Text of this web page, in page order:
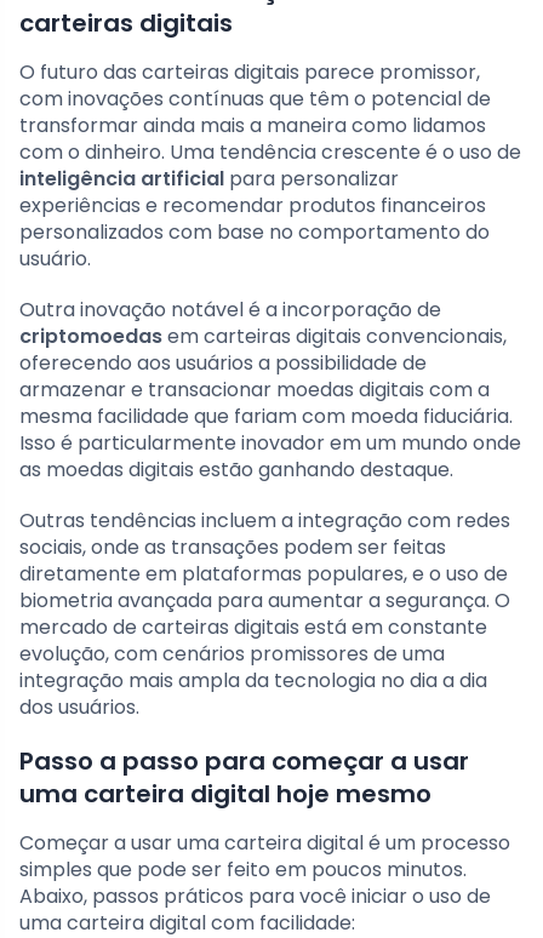
carteiras digitais
O futuro das carteiras digitais parece promissor,
com inovações contínuas que têm o potencial de
transformar ainda mais a maneira como lidamos
com o dinheiro. Uma tendência crescente é o uso de
inteligência artificial para personalizar
experiências e recomendar produtos financeiros
personalizados com base no comportamento do
usuário.
Outra inovação notável é a incorporação de
criptomoedasem carteiras digitais convencionais,
oferecendo aos usuários a possibilidade de
armazenar e transacionar moedas digitais com a
mesma facilidade que fariam com moeda fiduciária.
Isso é particularmente inovador em um mundo onde
as moedas digitais estão ganhando destaque.
Outras tendências incluem a integração com redes
sociais, onde as transações podem ser feitas
diretamente em plataformas populares, e o uso de
biometria avançada para aumentar a segurança. O
mercado de carteiras digitais está em constante
evolução, com cenários promissores de uma
integração mais ampla da tecnologia no dia a dia
dos usuários.
Passo a passo para começar a usar
uma carteira digital hoje mesmo
Começar a usar uma carteira digital é um processo
simples que pode ser feito em poucos minutos.
Abaixo, passos práticos para você iniciar o uso de
uma carteira digital com facilidade: